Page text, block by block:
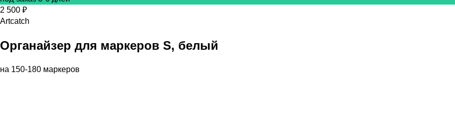
2 500 ₽
Artcatch
Органайзер для маркеров S, белый
на 150-180 маркеров